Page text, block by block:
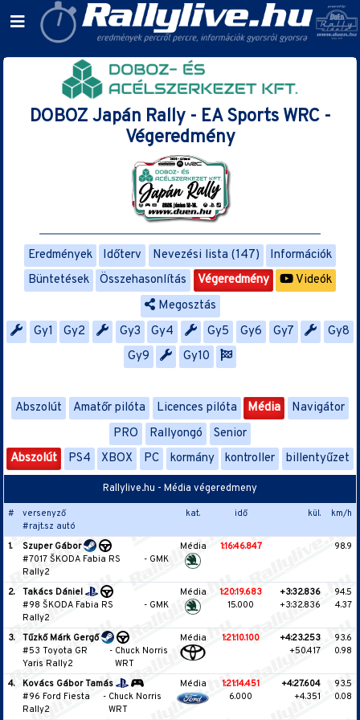
DOBOZ Japán Rally - EA Sports WRC -
Végeredmény
Eredmények Időterv Nevezési lista (147)
Információk
Büntetések
Összehasonlítás Végeredmény
Videók
Megosztás
Gy1
Gy2 Gy3 Gy4 Gy5 Gy6 Gy7
Gy8
Gy9
Gy10
Abszolút Amatőr pilóta Licences pilóta Média
Navigátor
PRO
Rallyongó
Senior
Abszolút
PS4 XBOX PC kormány kontroller billentyűzet
Rallylive.hu - Média végeredmeny
#
versenyző
#rajt.sz autó
kat. idő kül. km/h
1.
Szuper Gábor
#7017 ŠKODA Fabia RS
Rally2
- GMK
Média 1:16:46.847 98.9
2.
Takács Dániel
#98 ŠKODA Fabia RS
Rally2
- GMK
Média
1:20:19.683
15.000
+3:32.836
+3:32.836
94.5
4.37
3.
Tűzkő Márk Gergő
#53 Toyota GR
Yaris Rally2
- Chuck Norris
WRT
Média 1:21:10.100
+4:23.253
+50.417
93.6
0.98
4.
Kovács Gábor Tamás
#96 Ford Fiesta
Rally2
- Chuck Norris
WRT
Média
1:21:14.451
6.000
+4:27.604
+4.351
93.5
0.08